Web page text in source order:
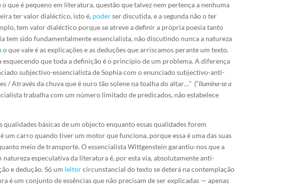
que é pequeno em literatura, questão que talvez nem pertença a nenhuma
ter valor dialéctico, isto é, poderser discutida, e a segunda não o ter
tem valor dialéctico porque se atreve a definir a própria poesia tanto
tem sido fundamentalmente essencialista, não discutindo nunca a natureza
o que vale é as explicações e as deduções que arriscamos perante um texto.
esquecendo que toda a definição é o princípio de um problema. A diferença
subjectivo-essencialista de Sophia com o enunciado subjectivo-anti-
/ Através da chuva que é ouro tão solene na toalha do altar…” (“Ilumina-se a
trabalha com um número limitado de predicados, não estabelece
básicas de um objecto enquanto essas qualidades forem
carro quando tiver um motor que funciona, porque essa é uma das suas
meio de transporte. O essencialista Wittgenstein garantiu-nos que a
natureza especulativa da literatura é, por esta via, absolutamente anti-
e dedução. Só um leitorcircunstancial do texto se deterá na contemplação
é um conjunto de essências que não precisam de ser explicadas — apenas